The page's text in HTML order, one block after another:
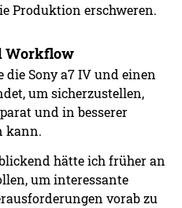
Produktion erschweren.
Workflow
die Sony a7 IV und einen
um sicherzustellen,
und in besserer
kann.
hätte ich früher an
um interessante
vorab zu